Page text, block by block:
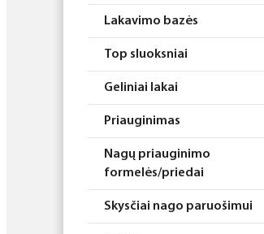
Rinkiniai
Lakavimo bazės
Top sluoksniai
Geliniai lakai
Priauginimas
Nagų priauginimo
formelės/priedai
Skysčiai nago paruošimui